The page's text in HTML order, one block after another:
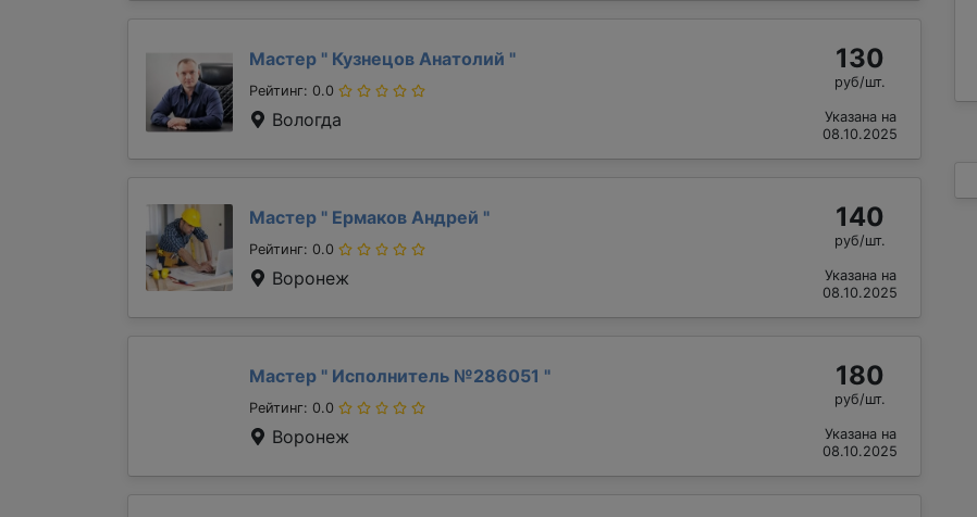
Мастер " Кузнецов Анатолий "
Рейтинг: 0.0
Вологда
130
руб/шт.
Указана на
08.10.2025
Мастер " Ермаков Андрей "
Рейтинг: 0.0
Воронеж
140
руб/шт.
Указана на
08.10.2025
Мастер " Исполнитель №286051 "
Рейтинг: 0.0
Воронеж
180
руб/шт.
Указана на
08.10.2025